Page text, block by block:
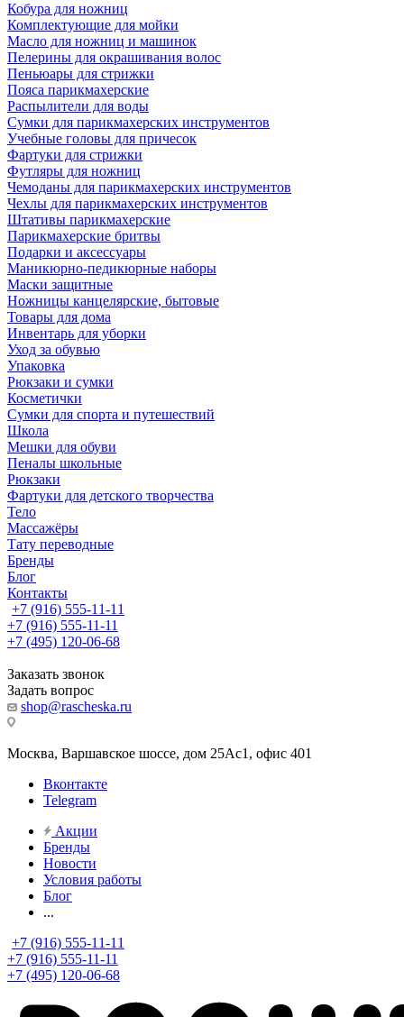
Кобура для ножниц
Комплектующие для мойки
Масло для ножниц и машинок
Пелерины для окрашивания волос
Пеньюары для стрижки
Пояса парикмахерские
Распылители для воды
Сумки для парикмахерских инструментов
Учебные головы для причесок
Фартуки для стрижки
Футляры для ножниц
Чемоданы для парикмахерских инструментов
Чехлы для парикмахерских инструментов
Штативы парикмахерские
Парикмахерские бритвы
Подарки и аксессуары
Маникюрно-педикюрные наборы
Маски защитные
Ножницы канцелярские, бытовые
Товары для дома
Инвентарь для уборки
Уход за обувью
Упаковка
Рюкзаки и сумки
Косметички
Сумки для спорта и путешествий
Школа
Мешки для обуви
Пеналы школьные
Рюкзаки
Фартуки для детского творчества
Тело
Массажёры
Тату переводные
Бренды
Блог
Контакты
+7 (916) 555-11-11
+7 (916) 555-11-11
+7 (495) 120-06-68
Заказать звонок
Задать вопрос
shop@rascheska.ru
Москва, Варшавское шоссе, дом 25Аc1, офис 401
Вконтакте
Telegram
Акции
Бренды
Новости
Условия работы
Блог
...
+7 (916) 555-11-11
+7 (916) 555-11-11
+7 (495) 120-06-68